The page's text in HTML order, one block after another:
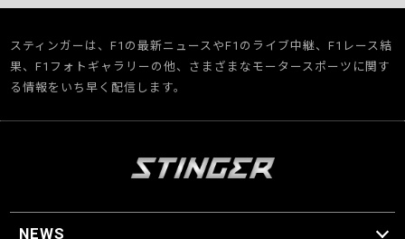
スティンガーは、F1の最新ニュースやF1のライブ中継、F1レース結
果、F1フォトギャラリーの他、さまざまなモータースポーツに関す
る情報をいち早く配信します。
NEWS